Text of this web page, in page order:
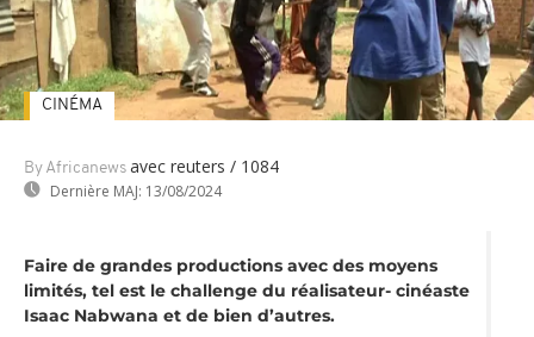
By Africanews avec reuters / 1084
Dernière MAJ: 13/08/2024
CINÉMA
Faire de grandes productions avec des moyens
limités, tel est le challenge du réalisateur- cinéaste
Isaac Nabwana et de bien d’autres.